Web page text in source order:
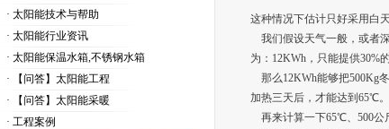
· 太阳能技术与帮助
· 太阳能行业资讯
· 太阳能保温水箱,不锈钢水箱
· 【问答】太阳能工程
· 【问答】太阳能采暖
· 工程案例
这种情况下估计只好采用白
我们假设天气一般，或者
为：12KWh，只能提供30%
那么12KWh能够把500Kg
加热三天后，才能达到65℃。
再来计算一下65℃、500公